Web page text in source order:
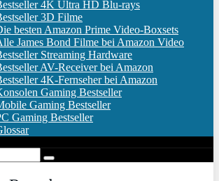
4K Ultra HD Blu-rays
3D Filme
besten Amazon Prime Video-Boxsets
James Bond Filme bei Amazon Video
Streaming Hardware
AV-Receiver bei Amazon
4K-Fernseher bei Amazon
Gaming Bestseller
Gaming Bestseller
Gaming Bestseller